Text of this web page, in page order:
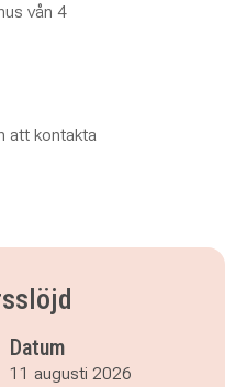
vån 4
att kontakta
Datum
11 augusti 2026